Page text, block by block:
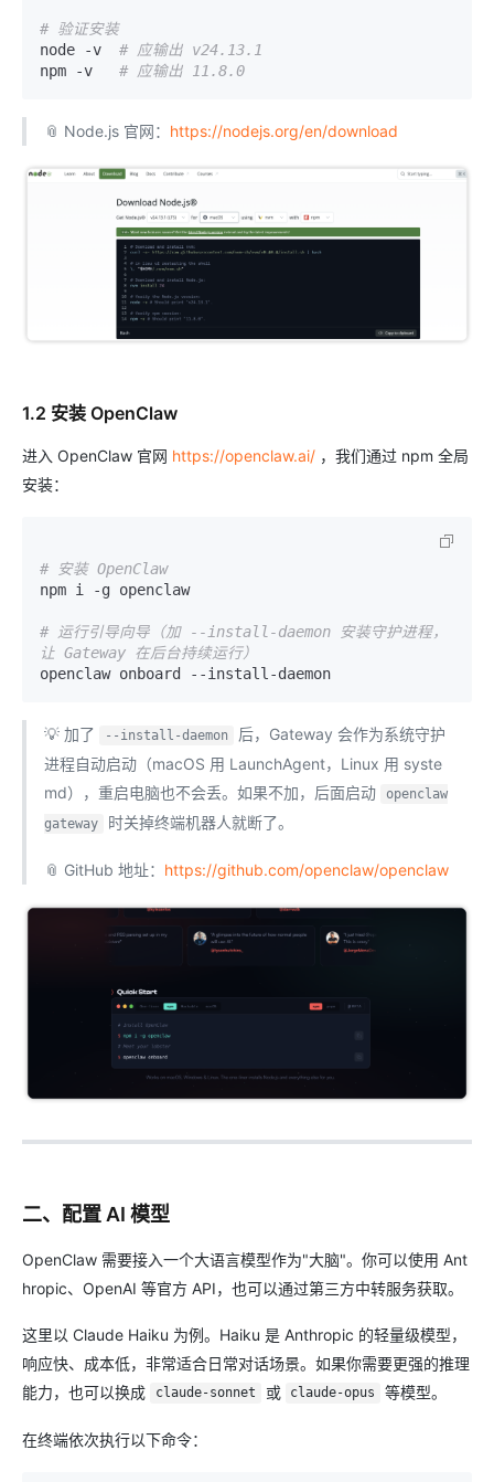
# 验证安装
node -v # 应输出 v24.13.1
npm -v # 应输出 11.8.0
📎 Node.js 官网： https://nodejs.org/en/download
1.2 安装 OpenClaw
进入 OpenClaw 官网 https://openclaw.ai/ ，我们通过 npm 全局
安装：
# 安装 OpenClaw
npm i -g openclaw
# 运行引导向导（加 --install-daemon 安装守护进程，
让 Gateway 在后台持续运行）
💡 加了 --install-daemon
后，Gateway 会作为系统守护
进程自动启动（macOS 用 LaunchAgent，Linux 用 syste
md），重启电脑也不会丢。如果不加，后面启动
openclaw
gateway
时关掉终端机器人就断了。
📎 GitHub 地址： https://github.com/openclaw/openclaw
二、配置 AI 模型
OpenClaw 需要接入一个大语言模型作为"大脑"。你可以使用 Ant
hropic、OpenAI 等官方 API，也可以通过第三方中转服务获取。
这里以 Claude Haiku 为例。Haiku 是 Anthropic 的轻量级模型，
响应快、成本低，非常适合日常对话场景。如果你需要更强的推理
能力，也可以换成
claude-sonnet 或 claude-opus 等模型。
在终端依次执行以下命令：